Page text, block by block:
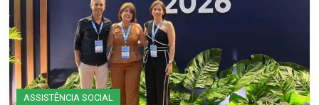
ASSISTÊNCIA SOCIAL